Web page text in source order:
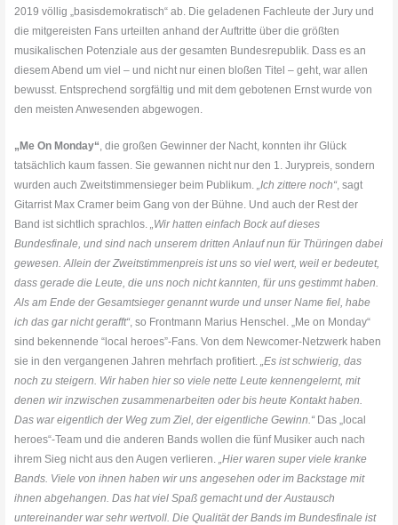
2019 völlig „basisdemokratisch“ ab. Die geladenen Fachleute der Jury und
die mitgereisten Fans urteilten anhand der Auftritte über die größten
musikalischen Potenziale aus der gesamten Bundesrepublik. Dass es an
diesem Abend um viel – und nicht nur einen bloßen Titel – geht, war allen
bewusst. Entsprechend sorgfältig und mit dem gebotenen Ernst wurde von
den meisten Anwesenden abgewogen.
„Me OnMonday“ , die großen Gewinner der Nacht, konnten ihr Glück
tatsächlich kaum fassen. Sie gewannen nicht nur den 1. Jurypreis, sondern
wurden auch Zweitstimmensieger beim Publikum.
„Ich zittere noch“, sagt
Gitarrist Max Cramer beim Gang von der Bühne. Und auch der Rest der
Band ist sichtlich sprachlos.
„Wir hatten einfach Bock auf dieses
Bundesfinale, und sind nach unserem dritten Anlauf nun für Thüringen dabei
gewesen. Allein der Zweitstimmenpreis ist uns so viel wert, weil er bedeutet,
dass gerade die Leute, die uns noch nicht kannten, für uns gestimmt haben.
Als am Ende der Gesamtsieger genannt wurde und unser Name fiel, habe
ich das gar nicht gerafft“, so Frontmann Marius Henschel. „ Me on Monday“
sind bekennende “local heroes”-Fans. Von dem Newcomer-Netzwerk haben
sie in den vergangenen Jahren mehrfach profitiert.
„Es ist schwierig, das
noch zu steigern. Wir haben hier so viele nette Leute kennengelernt, mit
denen wir inzwischen zusammenarbeiten oder bis heute Kontakt haben.
Das war eigentlich der Weg zum Ziel, der eigentliche Gewinn.“Das „local
heroes“-Team und die anderen Bands wollen die fünf Musiker auch nach
ihrem Sieg nicht aus den Augen verlieren.
„Hier waren super viele kranke
Bands. Viele von ihnen haben wir uns angesehen oder im Backstage mit
ihnen abgehangen. Das hat viel Spaß gemacht und der Austausch
untereinander war sehr wertvoll. Die Qualität der Bands im Bundesfinale ist